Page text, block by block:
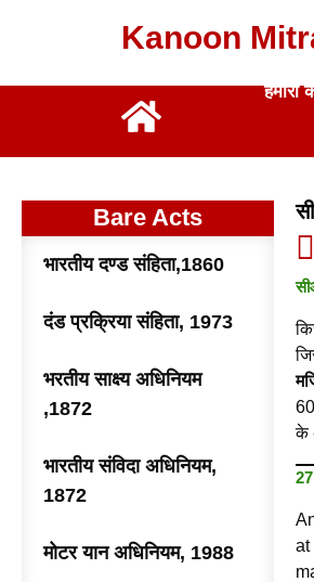
Kanoon
हमारा
Bare Acts
भारतीय दण्ड संहिता,1860
दंड प्रक्रिया संहिता, 1973
भरतीय साक्ष्य अधिनियम
,1872
भारतीय संविदा अधिनियम,
1872
मोटर यान अधिनियम, 1988
के
at